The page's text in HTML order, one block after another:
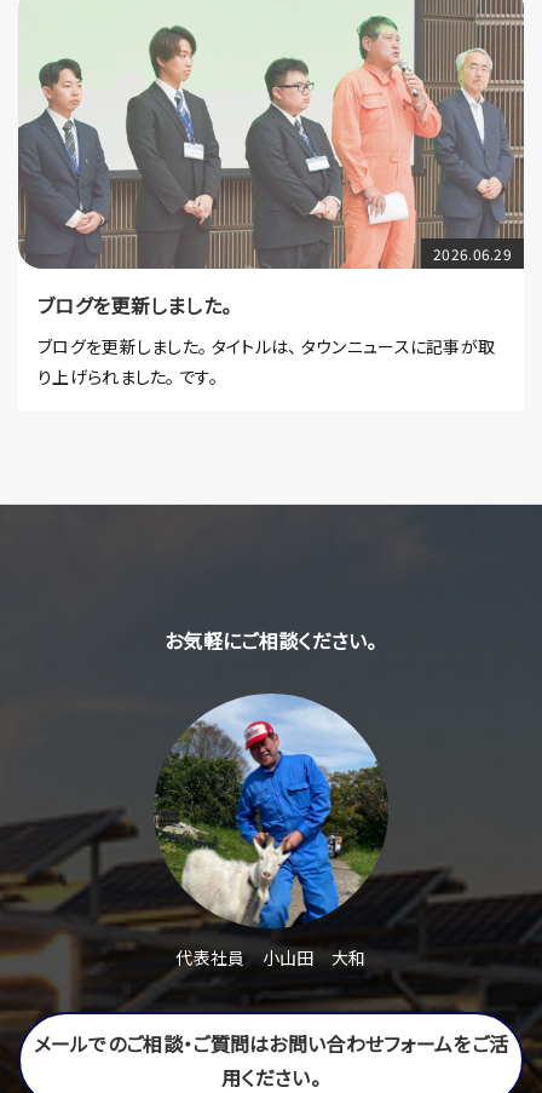
2026.06.29
ブログを更新しました。
ブログを更新しました。 タイトルは、 タウンニュースに記事が取
り上げられました。 です。
お気軽にご相談ください。
代表社員 小山田 大和
メールでのご相談・ご質問はお問い合わせフォームをご活
用ください。